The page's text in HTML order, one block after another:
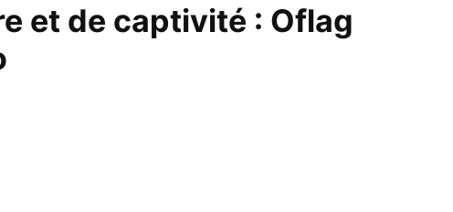
et de captivité : Oflag